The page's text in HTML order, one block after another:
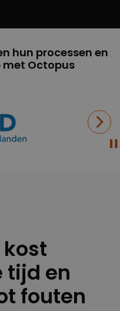
hun processen en
met Octopus
tijd en
fouten